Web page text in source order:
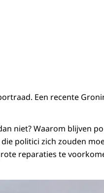
Een recente
niet? Waarom blijven
politici zich zouden
reparaties te